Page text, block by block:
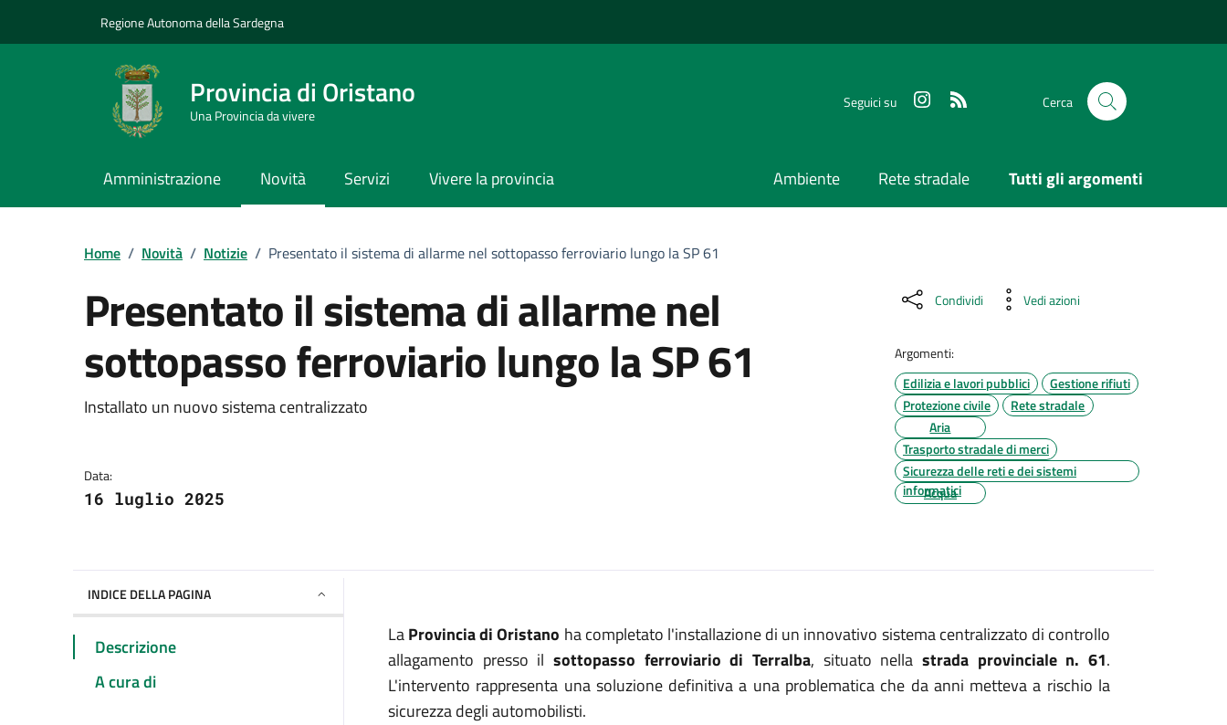
Regione Autonoma della Sardegna
Provincia di Oristano
Una Provincia da vivere
Seguici su Cerca
Amministrazione Novità Servizi Vivere la provincia Ambiente Rete stradale Tutti gli argomenti
Home / Novità / Notizie / Presentato il sistema di allarme nel sottopasso ferroviario lungo la SP 61
Presentato il sistema di allarme nel
sottopasso ferroviario lungo la SP 61
Dettagli della notizia
Installato un nuovo sistema centralizzato
Data:
16 luglio 2025
Condividi Vedi azioni
Argomenti:
Edilizia e lavori pubblici
Gestione rifiuti
Protezione civile
Rete stradale
Aria
Trasporto stradale di merci
Sicurezza delle reti e dei sistemi
informatici
Acqua
INDICE DELLA PAGINA
Descrizione
A cura di
LaProvincia di Oristano ha completato l'installazione di un innovativo sistema centralizzato di controllo
allagamento presso il sottopasso ferroviario di Terralba, situato nella strada provinciale n. 61.
L'intervento rappresenta una soluzione definitiva a una problematica che da anni metteva a rischio la
sicurezza degli automobilisti.